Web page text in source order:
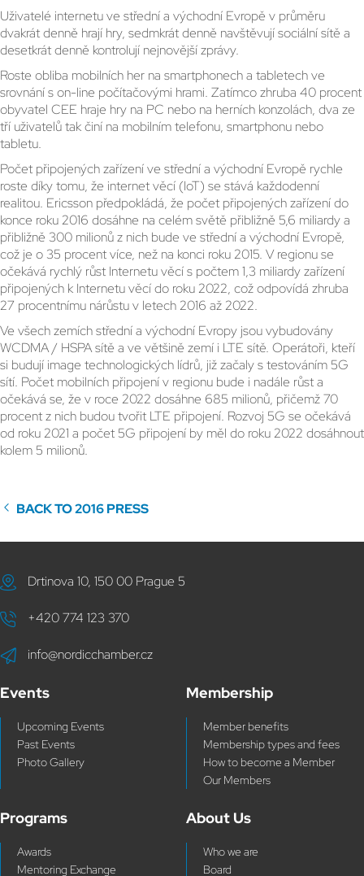
Uživatelé internetu ve střední a východní Evropě v průměru
dvakrát denně hrají hry, sedmkrát denně navštěvují sociální sítě a
desetkrát denně kontrolují nejnovější zprávy.
Roste obliba mobilních her na smartphonech a tabletech ve
srovnání s on-line počítačovými hrami. Zatímco zhruba 40 procent
obyvatel CEE hraje hry na PC nebo na herních konzolách, dva ze
tří uživatelů tak činí na mobilním telefonu, smartphonu nebo
tabletu.
Počet připojených zařízení ve střední a východní Evropě rychle
roste díky tomu, že internet věcí (IoT) se stává každodenní
realitou. Ericsson předpokládá, že počet připojených zařízení do
konce roku 2016 dosáhne na celém světě přibližně 5,6 miliardy a
přibližně 300 milionů z nich bude ve střední a východní Evropě,
což je o 35 procent více, než na konci roku 2015. V regionu se
očekává rychlý růst Internetu věcí s počtem 1,3 miliardy zařízení
připojených k Internetu věcí do roku 2022, což odpovídá zhruba
27 procentnímu nárůstu v letech 2016 až 2022.
Ve všech zemích střední a východní Evropy jsou vybudovány
WCDMA / HSPA sítě a ve většině zemí i LTE sítě. Operátoři, kteří
si budují image technologických lídrů, již začaly s testováním 5G
sítí. Počet mobilních připojení v regionu bude i nadále růst a
očekává se, že v roce 2022 dosáhne 685 milionů, přičemž 70
procent z nich budou tvořit LTE připojení. Rozvoj 5G se očekává
od roku 2021 a počet 5G připojení by měl do roku 2022 dosáhnout
kolem 5 milionů.
BACK TO 2016 PRESS
Drtinova 10, 150 00 Prague 5
+420 774 123 370
info@nordicchamber.cz
Events
Upcoming Events
Past Events
Photo Gallery
Membership
Member benefits
Membership types and fees
How to become a Member
Our Members
Programs
Awards
Mentoring Exchange
About Us
Who we are
Board